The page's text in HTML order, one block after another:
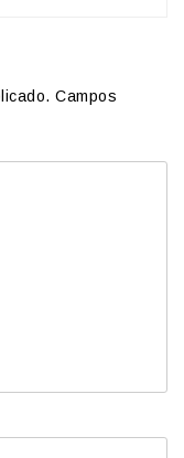
Campos